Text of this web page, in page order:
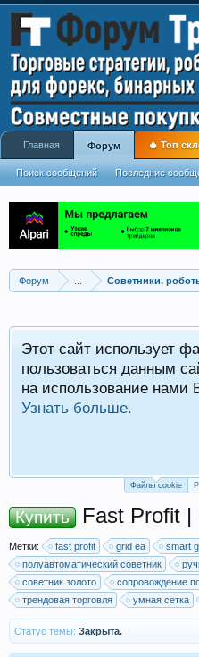
Форум
Этот сайт использует
пользоваться данным
на использование
Узнать больше.
Файлы cookie
Купить Fast Profit
Метки: fast profit grid ea smart
полуавтоматический советник
советник золото
сопровождение
трендовая торговля
умная сетка
Статус темы: Закрыта.
Главная Форум
Поиск сообщений Последние
🔥 Топ